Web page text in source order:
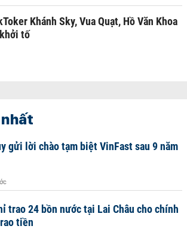
Khánh Sky, Vua Quạt, Hồ Văn Khoa
tố
gửi lời chào tạm biệt VinFast sau 9 năm
trao 24 bồn nước tại Lai Châu cho chính
tiền